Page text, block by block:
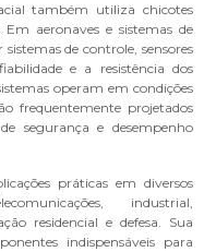
também utiliza chicotes
aeronaves e sistemas de
de controle, sensores
e a resistência dos
operam em condições
frequentemente projetados
segurança e desempenho
práticas em diversos
industrial,
residencial e defesa. Sua
indispensáveis para